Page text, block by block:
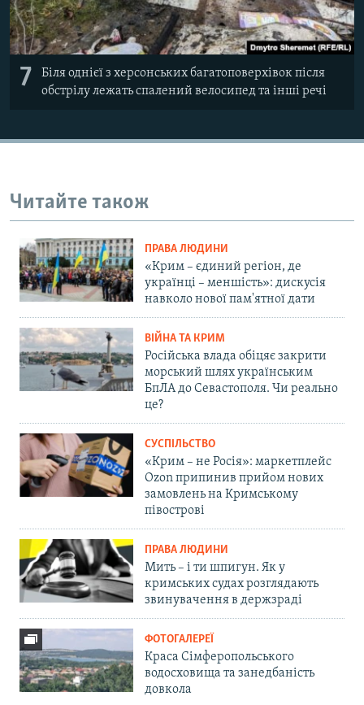
7
Біля однієї з херсонських багатоповерхівок після
обстрілу лежать спалений велосипед та інші речі
Читайте також
ПРАВА ЛЮДИНИ
«Крим – єдиний регіон, де
українці – меншість»: дискусія
навколо нової пам'ятної дати
ВІЙНА ТА КРИМ
Російська влада обіцяє закрити
морський шлях українським
БпЛА до Севастополя. Чи реально
це?
СУСПІЛЬСТВО
«Крим – не Росія»: маркетплейс
Ozon припинив прийом нових
замовлень на Кримському
півострові
ПРАВА ЛЮДИНИ
Мить – і ти шпигун. Як у
кримських судах розглядають
звинувачення в держзраді
ФОТОГАЛЕРЕЇ
Краса Сімферопольського
водосховища та занедбаність
довкола